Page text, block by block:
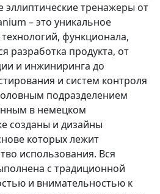
эллиптические тренажеры от
– это уникальное
функционала,
разработка продукта, от
и инжиниринга до
и систем контроля
подразделением
в немецком
созданы и дизайны
которых лежит
использования. Вся
с традиционной
и внимательностью к